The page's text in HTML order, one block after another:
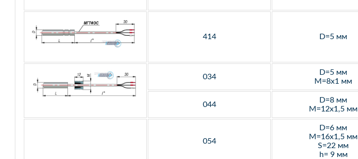
414 D=5 мм
034
D=5 мм
M=8х1 мм
044
D=8 мм
M=12х1,5 мм
054
D=6 мм
M=16х1,5 мм
S=22 мм
h= 9 мм